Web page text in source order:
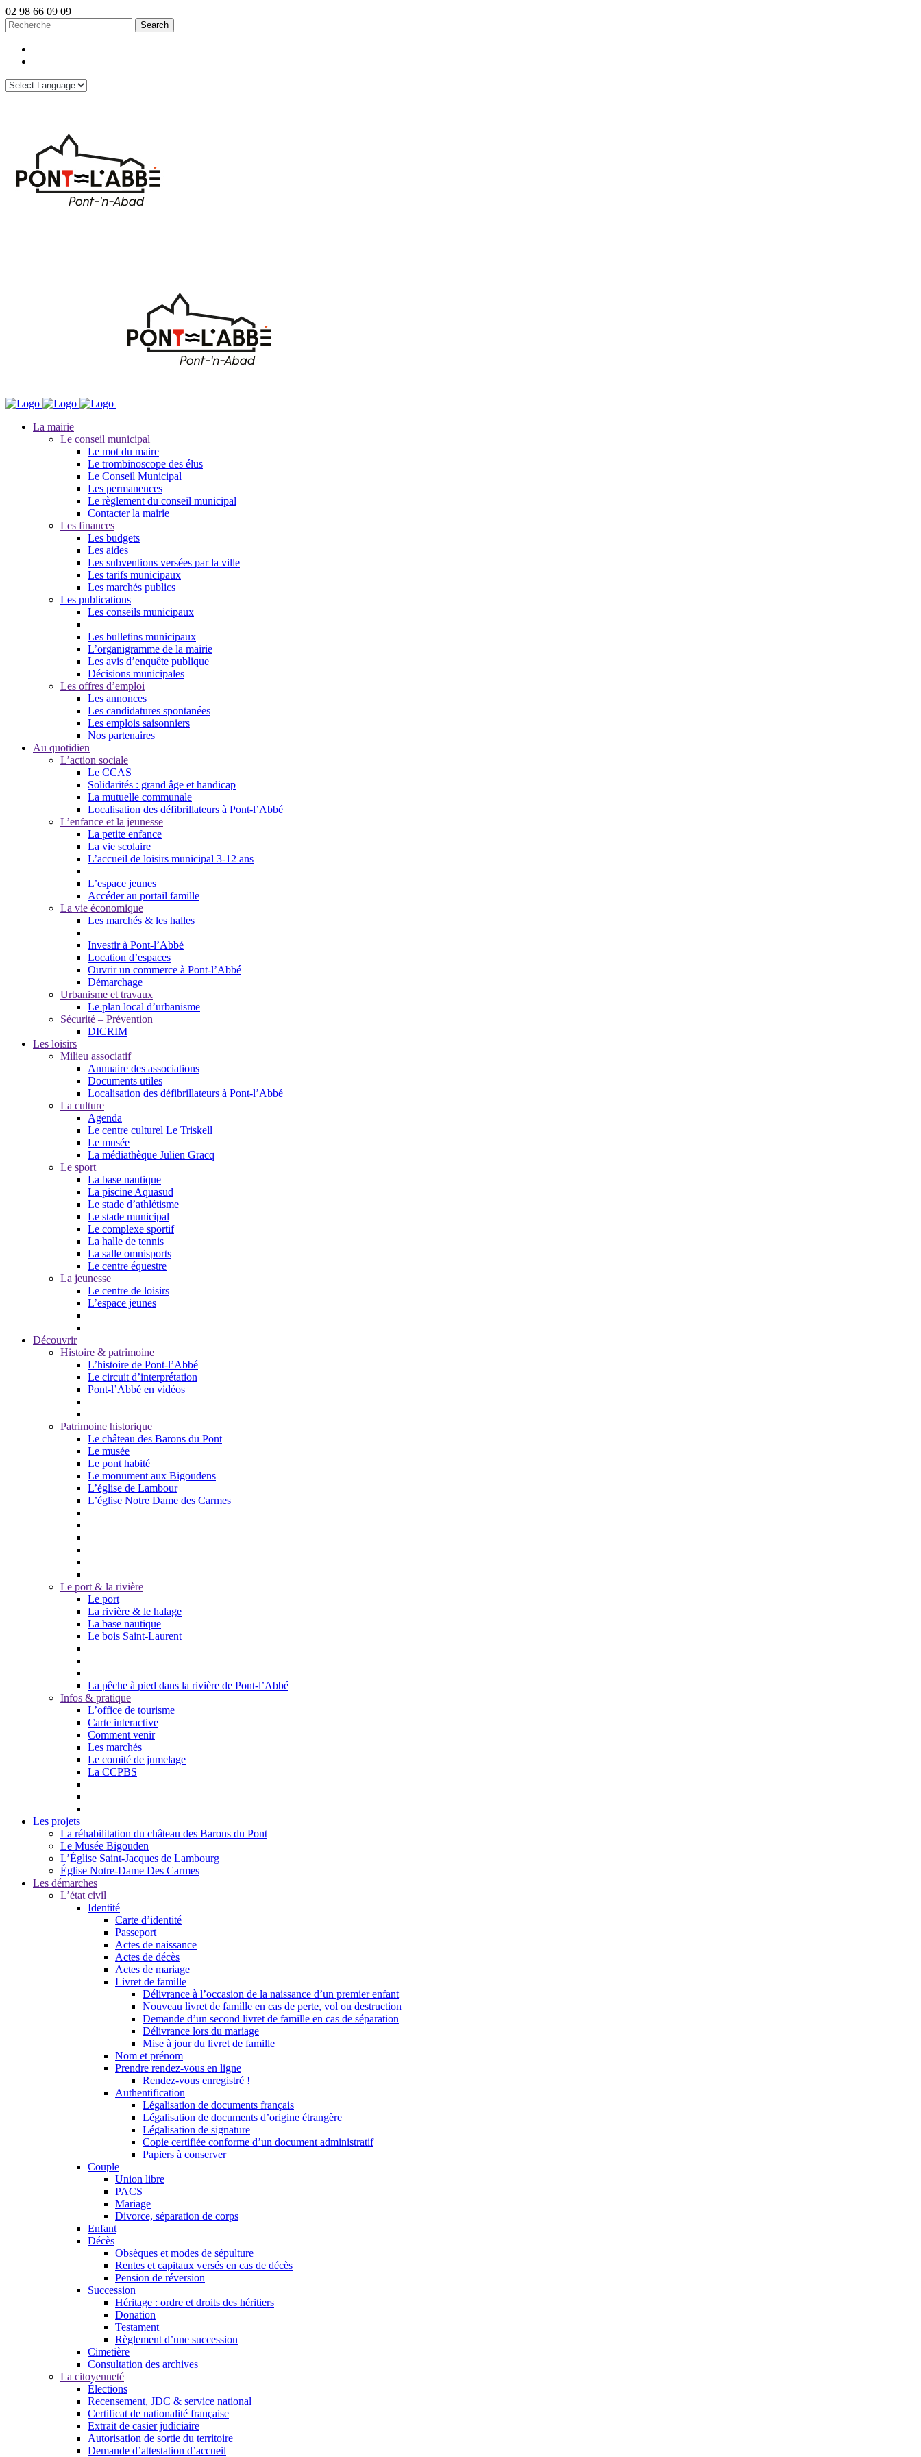
02 98 66 09 09
La mairie
Le conseil municipal
Le mot du maire
Le trombinoscope des élus
Le Conseil Municipal
Les permanences
Le règlement du conseil municipal
Contacter la mairie
Les finances
Les budgets
Les aides
Les subventions versées par la ville
Les tarifs municipaux
Les marchés publics
Les publications
Les conseils municipaux
Les bulletins municipaux
L’organigramme de la mairie
Les avis d’enquête publique
Décisions municipales
Les offres d’emploi
Les annonces
Les candidatures spontanées
Les emplois saisonniers
Nos partenaires
Au quotidien
L’action sociale
Le CCAS
Solidarités : grand âge et handicap
La mutuelle communale
Localisation des défibrillateurs à Pont-l’Abbé
L’enfance et la jeunesse
La petite enfance
La vie scolaire
L’accueil de loisirs municipal 3-12 ans
L’espace jeunes
Accéder au portail famille
La vie économique
Les marchés & les halles
Investir à Pont-l’Abbé
Location d’espaces
Ouvrir un commerce à Pont-l’Abbé
Démarchage
Urbanisme et travaux
Le plan local d’urbanisme
Sécurité – Prévention
DICRIM
Les loisirs
Milieu associatif
Annuaire des associations
Documents utiles
Localisation des défibrillateurs à Pont-l’Abbé
La culture
Agenda
Le centre culturel Le Triskell
Le musée
La médiathèque Julien Gracq
Le sport
La base nautique
La piscine Aquasud
Le stade d’athlétisme
Le stade municipal
Le complexe sportif
La halle de tennis
La salle omnisports
Le centre équestre
La jeunesse
Le centre de loisirs
L’espace jeunes
Découvrir
Histoire & patrimoine
L’histoire de Pont-l’Abbé
Le circuit d’interprétation
Pont-l’Abbé en vidéos
Patrimoine historique
Le château des Barons du Pont
Le musée
Le pont habité
Le monument aux Bigoudens
L’église de Lambour
L’église Notre Dame des Carmes
Le port & la rivière
Le port
La rivière & le halage
La base nautique
Le bois Saint-Laurent
La pêche à pied dans la rivière de Pont-l’Abbé
Infos & pratique
L’office de tourisme
Carte interactive
Comment venir
Les marchés
Le comité de jumelage
La CCPBS
Les projets
La réhabilitation du château des Barons du Pont
Le Musée Bigouden
L’Église Saint-Jacques de Lambourg
Église Notre-Dame Des Carmes
Les démarches
L’état civil
Identité
Carte d’identité
Passeport
Actes de naissance
Actes de décès
Actes de mariage
Livret de famille
Délivrance à l’occasion de la naissance d’un premier enfant
Nouveau livret de famille en cas de perte, vol ou destruction
Demande d’un second livret de famille en cas de séparation
Délivrance lors du mariage
Mise à jour du livret de famille
Nom et prénom
Prendre rendez-vous en ligne
Rendez-vous enregistré !
Authentification
Légalisation de documents français
Légalisation de documents d’origine étrangère
Légalisation de signature
Copie certifiée conforme d’un document administratif
Papiers à conserver
Couple
Union libre
PACS
Mariage
Divorce, séparation de corps
Enfant
Décès
Obsèques et modes de sépulture
Rentes et capitaux versés en cas de décès
Pension de réversion
Succession
Héritage : ordre et droits des héritiers
Donation
Testament
Règlement d’une succession
Cimetière
Consultation des archives
La citoyenneté
Élections
Recensement, JDC & service national
Certificat de nationalité française
Extrait de casier judiciaire
Autorisation de sortie du territoire
Demande d’attestation d’accueil